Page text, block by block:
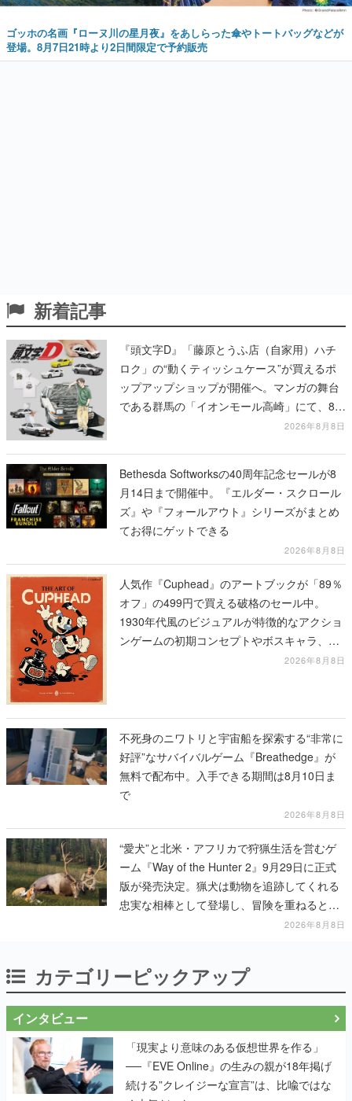
ゴッホの名画『ローヌ川の星月夜』をあしらった傘やトートバッグなどが
登場。8月7日21時より2日間限定で予約販売
新着記事
『頭文字D』「藤原とうふ店（自家用）ハチ
ロク」の“動くティッシュケース”が買えるポ
ップアップショップが開催へ。マンガの舞台
である群馬の「イオンモール高崎」にて、8月
11日から8月20日までの期間限定で開催予定
2026年8月8日
Bethesda Softworksの40周年記念セールが8
月14日まで開催中。『エルダー・スクロール
ズ』や『フォールアウト』シリーズがまとめ
てお得にゲットできる
2026年8月8日
人気作『Cuphead』のアートブックが「89％
オフ」の499円で買える破格のセール中。
1930年代風のビジュアルが特徴的なアクショ
ンゲームの初期コンセプトやボスキャラ、ス
2026年8月8日
不死身のニワトリと宇宙船を探索する“非常に
好評”なサバイバルゲーム『Breathedge』が
無料で配布中。入手できる期間は8月10日ま
で
2026年8月8日
“愛犬”と北米・アフリカで狩猟生活を営むゲ
ーム『Way of the Hunter 2』9月29日に正式
版が発売決定。猟犬は動物を追跡してくれる
忠実な相棒として登場し、冒険を重ねると成
2026年8月8日
カテゴリーピックアップ
インタビュー
「現実より意味のある仮想世界を作る」
──『EVE Online』の生みの親が18年掲げ
続ける”クレイジーな宣言”は、比喩ではな